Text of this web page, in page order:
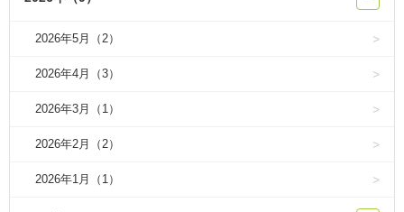
2026年5月（2）
2026年4月（3）
2026年3月（1）
2026年2月（2）
2026年1月（1）